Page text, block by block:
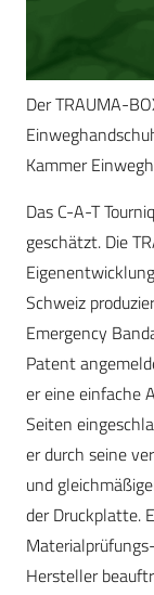
Der TRAUMA-
Kammer
Das C-A-T
geschätzt. Die
Schweiz
Emergency
Patent
er eine einfache
Seiten
er durch seine
und
der Druckplatte.
Hersteller